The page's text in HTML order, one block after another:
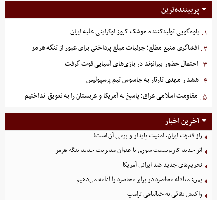
پربیننده‌ترین
۱. یاوه‌گویی تولیدکننده موشک کروز اوکراینی علیه ایران
۲. افشاگری منبع مطلع؛ جزئیات مبلغ پرداختی برای عبور از تنگه هرمز
۳. احتمال حضور بیرانوند در بازی‌های آسیایی قوت گرفت
۴. هشدار مهدی تارتار به جاسوس تیم پرسپولیس
۵. مقاومت اسلامی عراق: پاسخ به آمریکا و عربستان را به تعویق انداختیم
آخرین اخبار
راز قدرت ایران، امنیت پایدار و بومی آن است!
اثر جدید کارتونیست سوری با عنوان مدیریت جدید تنگه هرمز
تحریم‌های جدید ضد ایرانی آمریکا
یمن: معادله محاصره در برابر محاصره را ادامه می‌دهیم
واکنش بقائی به خیالبافی ترامپ